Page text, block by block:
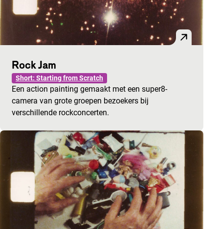
Rock Jam
Short: Starting from Scratch
Een action painting gemaakt met een super8-
camera van grote groepen bezoekers bij
verschillende rockconcerten.